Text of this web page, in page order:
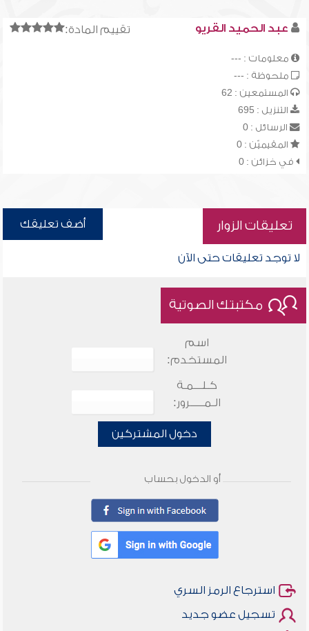
تقييم المادة: عبد الحميد القريو
معلومات : ---
ملحوظة : ---
المستمعين : 62
التنزيل : 695
الرسائل : 0
المقيميّن : 0
في خزائن : 0
تعليقات الزوار أضف تعليقك
لا توجد تعليقات حتى الآن
مكتبتك الصوتية
اسم
المستخدم:
كـلـــمـة
الـمـــــرور:
دخول المشتركين
أو الدخول بحساب
استرجاع الرمز السري
تسجيل عضو جديد